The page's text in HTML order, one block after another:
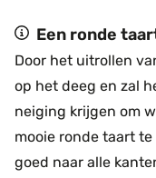
Een ronde
Door het uitrollen
op het deeg en zal
neiging krijgen om
mooie ronde taart
goed naar alle